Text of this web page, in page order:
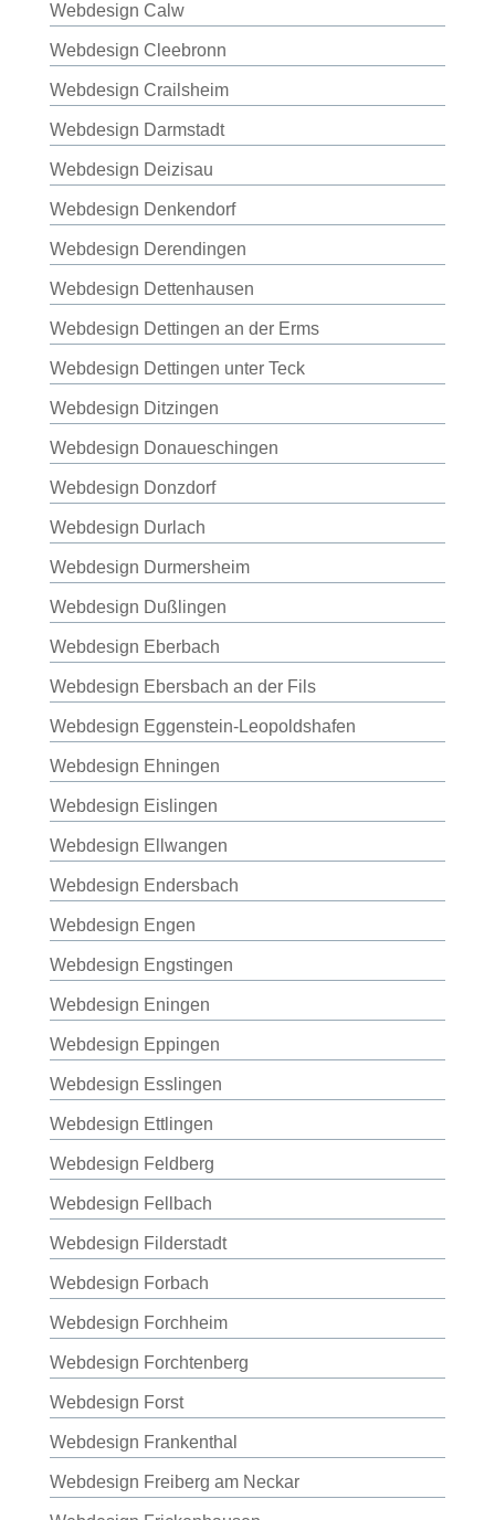
Webdesign Calw
Webdesign Cleebronn
Webdesign Crailsheim
Webdesign Darmstadt
Webdesign Deizisau
Webdesign Denkendorf
Webdesign Derendingen
Webdesign Dettenhausen
Webdesign Dettingen an der Erms
Webdesign Dettingen unter Teck
Webdesign Ditzingen
Webdesign Donaueschingen
Webdesign Donzdorf
Webdesign Durlach
Webdesign Durmersheim
Webdesign Dußlingen
Webdesign Eberbach
Webdesign Ebersbach an der Fils
Webdesign Eggenstein-Leopoldshafen
Webdesign Ehningen
Webdesign Eislingen
Webdesign Ellwangen
Webdesign Endersbach
Webdesign Engen
Webdesign Engstingen
Webdesign Eningen
Webdesign Eppingen
Webdesign Esslingen
Webdesign Ettlingen
Webdesign Feldberg
Webdesign Fellbach
Webdesign Filderstadt
Webdesign Forbach
Webdesign Forchheim
Webdesign Forchtenberg
Webdesign Forst
Webdesign Frankenthal
Webdesign Freiberg am Neckar